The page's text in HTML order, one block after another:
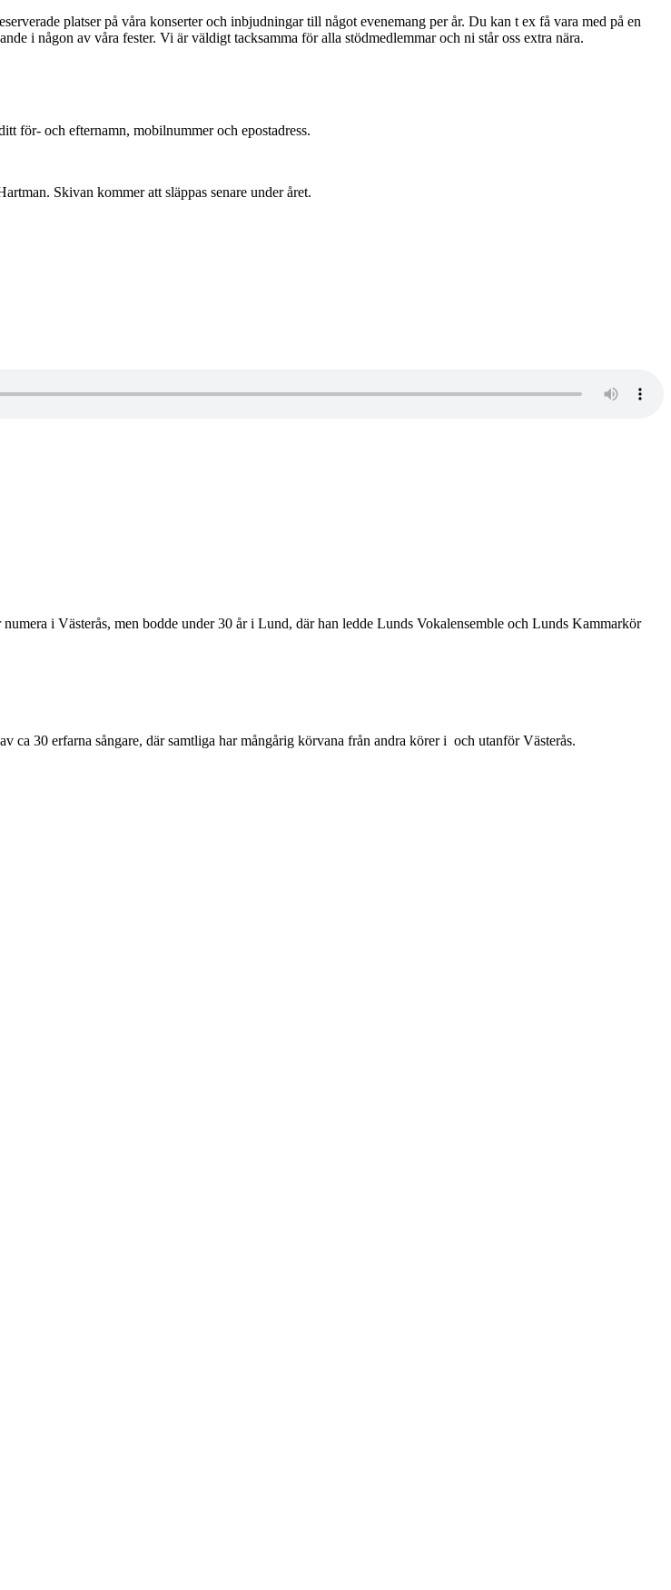
platser på våra konserter och inbjudningar till något evenemang per år. Du kan t ex få vara med på en
i någon av våra fester. Vi är väldigt tacksamma för alla stödmedlemmar och ni står oss extra nära.
för- och efternamn, mobilnummer och epostadress.
Skivan kommer att släppas senare under året.
i Västerås, men bodde under 30 år i Lund, där han ledde Lunds Vokalensemble och Lunds Kammarkör
ca 30 erfarna sångare, där samtliga har mångårig körvana från andra körer i och utanför Västerås.